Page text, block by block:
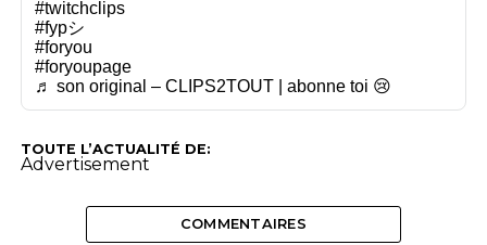
#twitchclips
#fypシ
#foryou
#foryoupage
♬ son original – CLIPS2TOUT | abonne toi 😢
TOUTE L’ACTUALITÉ DE:
Advertisement
COMMENTAIRES